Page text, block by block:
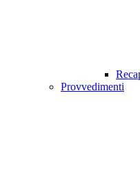
Provvedimenti